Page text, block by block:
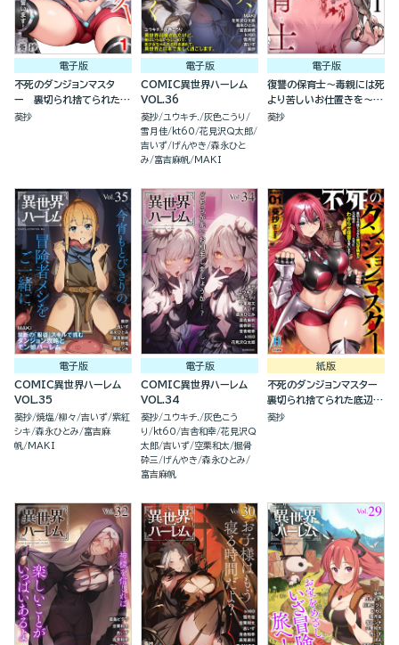
電子版
不死のダンジョンマスタ
ー 裏切られ捨てられた底
辺冒険者が元仲間の女冒険
葵抄
電子版
COMIC異世界ハーレム
VOL.36
葵抄 ユウキチ. 灰色こうり
雪月佳
kt60 花見沢Q太郎
吉いず げんやき 森永ひと
み
富吉麻帆 MAKI
電子版
復讐の保育士～毒親には死
より苦しいお仕置きを～
（分冊版）
葵抄
電子版
COMIC異世界ハーレム
VOL.35
葵抄 焼塩 柳々 吉いず 紫紅
シキ 森永ひとみ
富吉麻
帆
MAKI
電子版
COMIC異世界ハーレム
VOL.34
葵抄 ユウキチ. 灰色こう
り
kt60 吉舎和幸 花見沢Q
太郎 吉いず 空栗和太 掘骨
砕三
げんやき 森永ひとみ
富吉麻帆
紙版
不死のダンジョンマスター
裏切られ捨てられた底辺冒
険者が元仲間の女冒険者た
葵抄